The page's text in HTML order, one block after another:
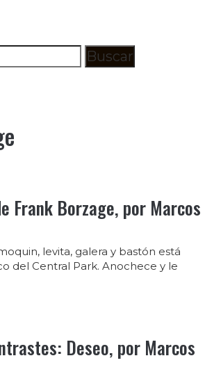
Frank Borzage, por Marcos
levita, galera y bastón está
del Central Park. Anochece y le
Deseo, por Marcos